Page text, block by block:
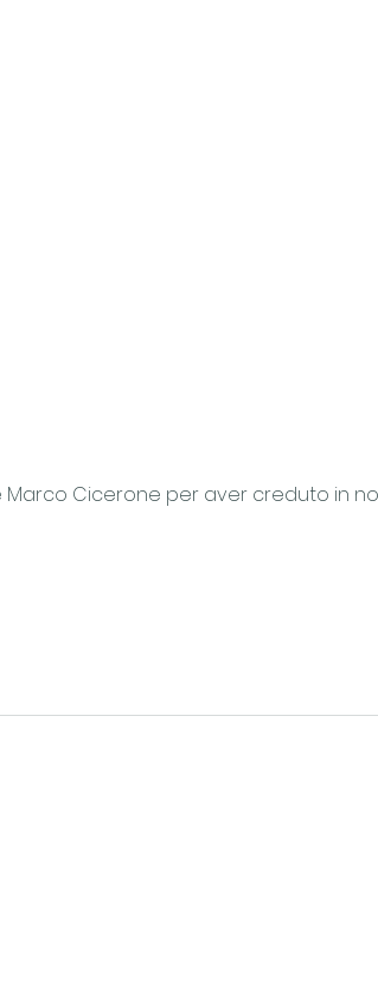
Marco Cicerone per aver creduto in